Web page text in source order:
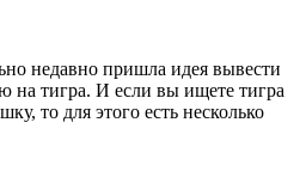
недавно пришла идея вывести
тигра. И если вы ищете тигра
то для этого есть несколько